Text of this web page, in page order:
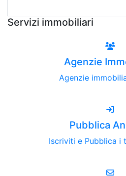
Servizi immobiliari
Agenzie
Agenzie
Pubblica
Iscriviti e Pubblica i